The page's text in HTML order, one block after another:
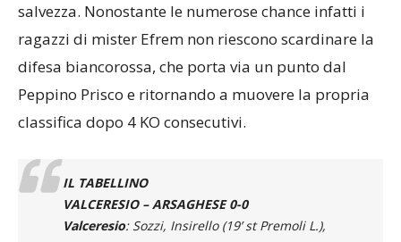
salvezza. Nonostante le numerose chance infatti i
ragazzi di mister Efrem non riescono scardinare la
difesa biancorossa, che porta via un punto dal
Peppino Prisco e ritornando a muovere la propria
classifica dopo 4 KO consecutivi.
IL TABELLINO
VALCERESIO – ARSAGHESE 0-0
Valceresio: Sozzi, Insirello (19’ st Premoli L.),